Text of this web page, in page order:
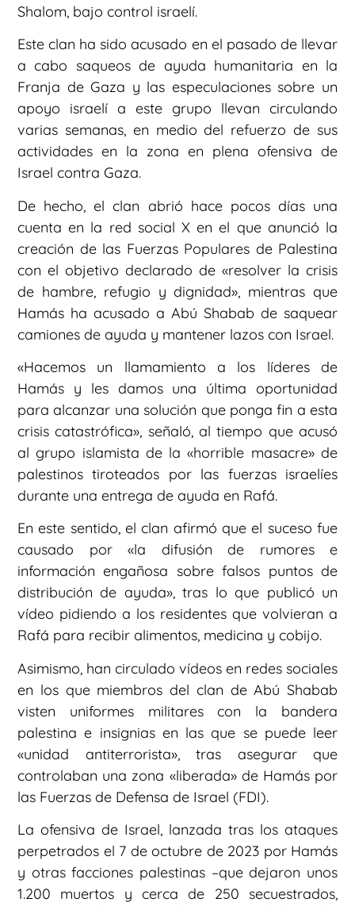
Shalom, bajo control israelí.
Este clan ha sido acusado en el pasado de llevar
a cabo saqueos de ayuda humanitaria en la
Franja de Gaza y las especulaciones sobre un
apoyo israelí a este grupo llevan circulando
varias semanas, en medio del refuerzo de sus
actividades en la zona en plena ofensiva de
Israel contra Gaza.
De hecho, el clan abrió hace pocos días una
cuenta en la red social X en el que anunció la
creación de las Fuerzas Populares de Palestina
con el objetivo declarado de «resolver la crisis
de hambre, refugio y dignidad», mientras que
Hamás ha acusado a Abú Shabab de saquear
camiones de ayuda y mantener lazos con Israel.
«Hacemos un llamamiento a los líderes de
Hamás y les damos una última oportunidad
para alcanzar una solución que ponga fin a esta
crisis catastrófica», señaló, al tiempo que acusó
al grupo islamista de la «horrible masacre» de
palestinos tiroteados por las fuerzas israelíes
durante una entrega de ayuda en Rafá.
En este sentido, el clan afirmó que el suceso fue
causado por «la difusión de rumores e
información engañosa sobre falsos puntos de
distribución de ayuda», tras lo que publicó un
vídeo pidiendo a los residentes que volvieran a
Rafá para recibir alimentos, medicina y cobijo.
Asimismo, han circulado vídeos en redes sociales
en los que miembros del clan de Abú Shabab
visten uniformes militares con la bandera
palestina e insignias en las que se puede leer
«unidad antiterrorista», tras asegurar que
controlaban una zona «liberada» de Hamás por
las Fuerzas de Defensa de Israel (FDI).
La ofensiva de Israel, lanzada tras los ataques
perpetrados el 7 de octubre de 2023 por Hamás
y otras facciones palestinas –que dejaron unos
1.200 muertos y cerca de 250 secuestrados,